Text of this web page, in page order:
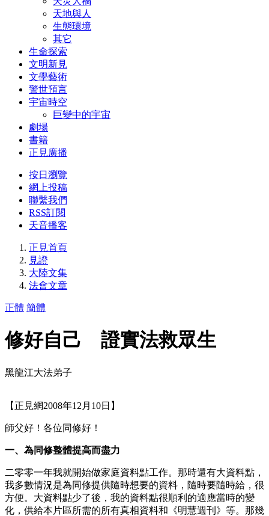
天地與人
生態環境
其它
生命探索
文明新見
文學藝術
警世預言
宇宙時空
巨變中的宇宙
劇場
書籍
正見廣播
按日瀏覽
網上投稿
聯繫我們
RSS訂閱
天音播客
正見首頁
見證
大陸文集
法會文章
正體 簡體
修好自己 證實法救眾生
黑龍江大法弟子
【正見網2008年12月10日】
師父好！各位同修好！
一、為同修整體提高而盡力
二零零一年我就開始做家庭資料點工作。那時還有大資料點，
我多數情況是為同修提供隨時想要的資料，隨時要隨時給，很
方便。大資料點少了後，我的資料點很順利的適應當時的變
化，供給本片區所需的所有真相資料和《明慧週刊》等。那幾